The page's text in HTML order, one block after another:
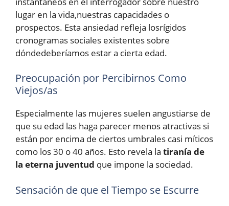
lugar en la vida,nuestras capacidades o
prospectos. Esta ansiedad refleja losrígidos
cronogramas sociales existentes sobre
dóndedeberíamos estar a cierta edad.
Preocupación por Percibirnos Como
Viejos/as
Especialmente las mujeres suelen angustiarse de
que su edad las haga parecer menos atractivas si
están por encima de ciertos umbrales casi míticos
como los 30 o 40 años. Esto revela la tiranía de
la eterna juventud que impone la sociedad.
Sensación de que el Tiempo se Escurre